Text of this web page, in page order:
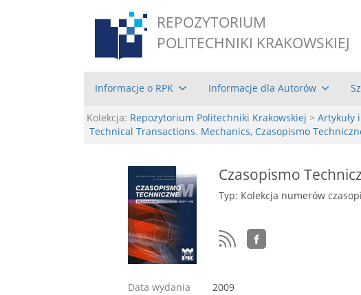
REPOZYTORIUM
POLITECHNIKI KRAKOWSKIEJ
Informacje o RPK Informacje dla Autorów
Kolekcja: Repozytorium Politechniki Krakowskiej > Artykuły
Technical Transactions. Mechanics, Czasopismo
Czasopismo
Typ: Kolekcja numerów
Data wydania 2009